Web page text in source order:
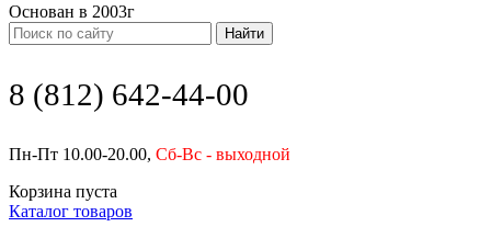
Основан в 2003г
Найти
8 (812) 642-44-00
Пн-Пт 10.00-20.00, Сб-Вс - выходной
Корзина пуста
Каталог товаров